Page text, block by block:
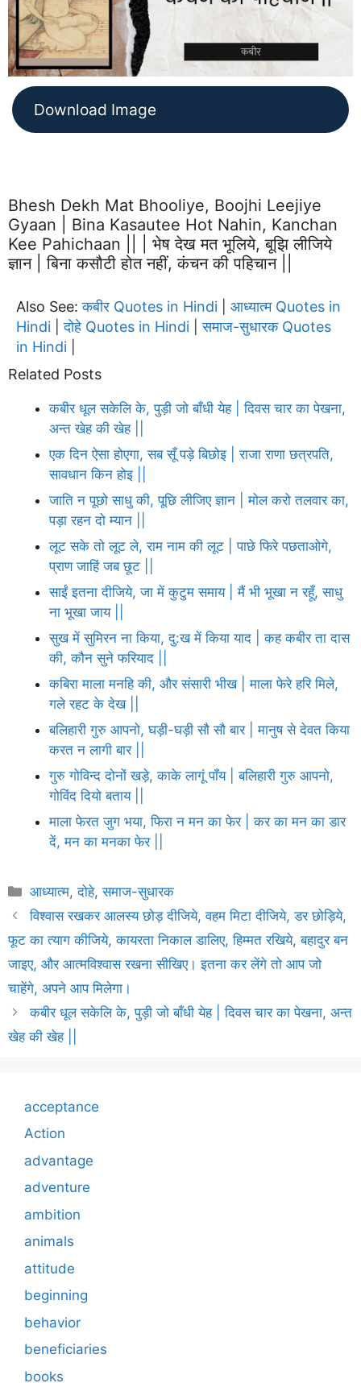
Download Image
Bhesh Dekh Mat Bhooliye, Boojhi Leejiye
Gyaan | Bina Kasautee Hot Nahin, Kanchan
Kee Pahichaan || | भेष देख मत भूलिये, बूझि लीजिये
ज्ञान | बिना कसौटी होत नहीं, कंचन की पहिचान ||
Also See:कबीर Quotes in Hindi
आध्यात्म Quotes in
Hindi |दोहे Quotes in Hindi |समाज-सुधारक Quotes
in Hindi
Related Posts
कबीर धूल सकेलि के, पुड़ी जो बाँधी येह | दिवस चार का पेखना,
अन्त खेह की खेह ||
एक दिन ऐसा होएगा, सब सूँ पड़े बिछोइ | राजा राणा छत्रपति,
सावधान किन होइ ||
जाति न पूछो साधु की, पूछि लीजिए ज्ञान | मोल करो तलवार का,
पड़ा रहन दो म्यान ||
लूट सके तो लूट ले, राम नाम की लूट | पाछे फिरे पछताओगे,
प्राण जाहिं जब छूट ||
साईं इतना दीजिये, जा में कुटुम समाय | मैं भी भूखा न रहूँ, साधु
ना भूखा जाय ||
सुख में सुमिरन ना किया, दु:ख में किया याद | कह कबीर ता दास
की, कौन सुने फरियाद ||
कबिरा माला मनहि की, और संसारी भीख | माला फेरे हरि मिले,
गले रहट के देख ||
बलिहारी गुरु आपनो, घड़ी-घड़ी सौ सौ बार | मानुष से देवत किया
करत न लागी बार ||
गुरु गोविन्द दोनों खड़े, काके लागूं पाँय | बलिहारी गुरु आपनो,
गोविंद दियो बताय ||
माला फेरत जुग भया, फिरा न मन का फेर | कर का मन का डार
दें, मन का मनका फेर ||
Categories
आध्यात्म,दोहे,समाज-सुधारक
विश्वास रखकर आलस्य छोड़ दीजिये, वहम मिटा दीजिये, डर छोड़िये,
फूट का त्याग कीजिये, कायरता निकाल डालिए, हिम्मत रखिये, बहादुर बन
जाइए, और आत्मविश्वास रखना सीखिए। इतना कर लेंगे तो आप जो
चाहेंगे, अपने आप मिलेगा।
कबीर धूल सकेलि के, पुड़ी जो बाँधी येह | दिवस चार का पेखना, अन्त
खेह की खेह ||
acceptance
Action
advantage
adventure
ambition
animals
attitude
beginning
behavior
beneficiaries
books